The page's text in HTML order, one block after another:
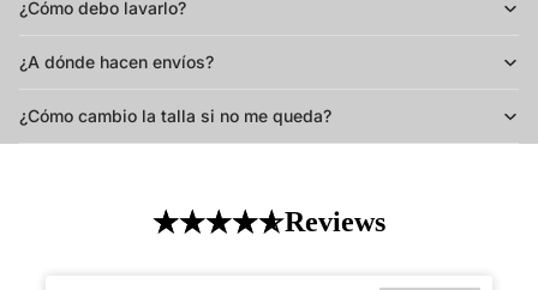
¿Cómo debo lavarlo?
¿A dónde hacen envíos?
¿Cómo cambio la talla si no me queda?
Reviews